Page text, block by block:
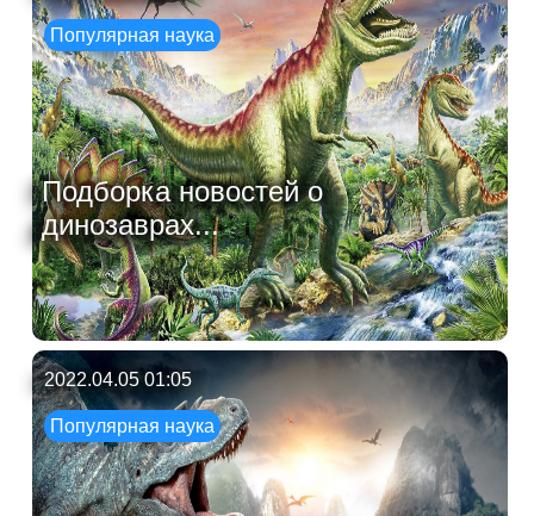
Популярная наука
Подборка новостей о
динозаврах...
2022.04.05 01:05
Популярная наука